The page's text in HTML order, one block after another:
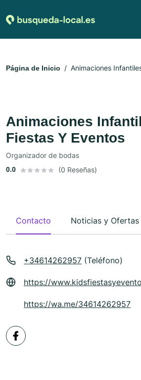
Página de Inicio
Animaciones
Animaciones
Fiestas Y Eventos
Organizador de bodas
0.0 (0 Reseñas)
Contacto Noticias y Ofertas
+34614262957 (Teléfono)
https://
https://wa.me/34614262957